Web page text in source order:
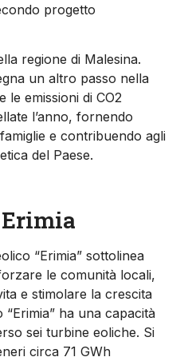
progetto
regione di Malesina.
un altro passo nella
le emissioni di CO2
l’anno, fornendo
e contribuendo agli
del Paese.
“Erimia” sottolinea
le comunità locali,
e stimolare la crescita
ha una capacità
sei turbine eoliche. Si
circa 71 GWh